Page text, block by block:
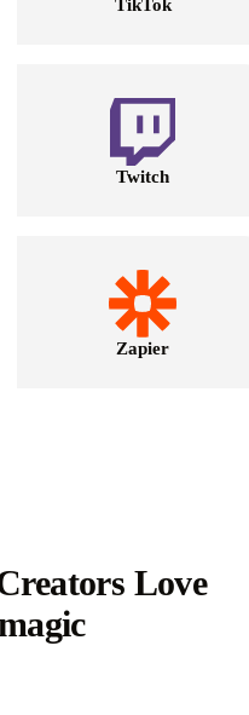
Twitch
Zapier
Love